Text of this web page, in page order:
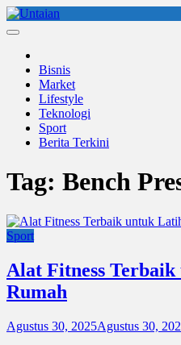
Skip
to
Bisnis
Market
Lifestyle
Teknologi
Sport
Berita Terkini
Tag: Bench
Sport
Alat Fitness
Rumah
Agustus 30, 2025Agustus 30,